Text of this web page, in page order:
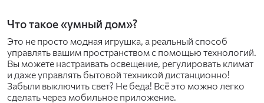
Что такое «умный дом»?
Это не просто модная игрушка, а реальный способ
управлять вашим пространством с помощью технологий.
Вы можете настраивать освещение, регулировать климат
и даже управлять бытовой техникой дистанционно!
Забыли выключить свет? Не беда! Всё это можно легко
сделать через мобильное приложение.